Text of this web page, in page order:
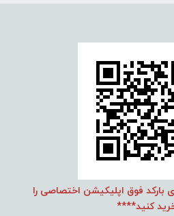
بارکد فوق اپلیکیشن اختصاصی را
کنید****